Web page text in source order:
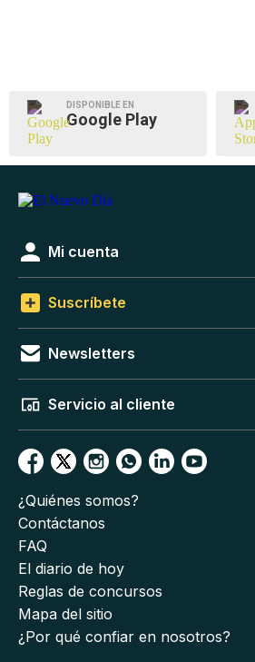
DISPONIBLE EN
Google Play
Mi cuenta
Suscríbete
Newsletters
Servicio al cliente
¿Quiénes somos?
Contáctanos
FAQ
El diario de hoy
Reglas de concursos
Mapa del sitio
¿Por qué confiar en nosotros?